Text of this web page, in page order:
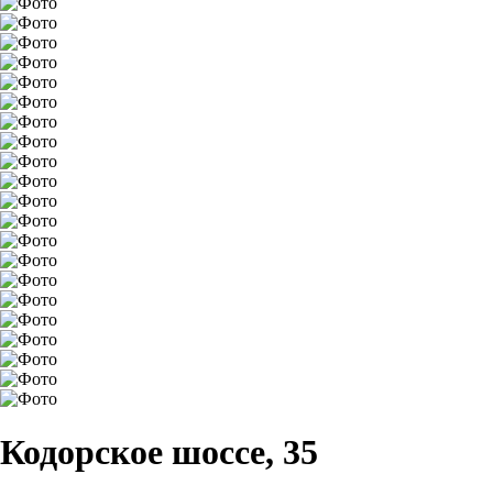
Кодорское шоссе, 35